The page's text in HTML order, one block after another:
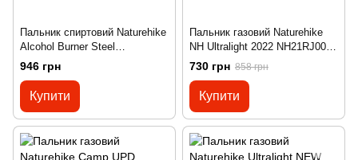
Пальник спиртовий Naturehike
Alcohol Burner Steel
NH18L001-T green
946 грн
Купити
Пальник газовий Naturehike
NH Ultralight 2022 NH21RJ004
silver
730 грн 858 грн
Купити